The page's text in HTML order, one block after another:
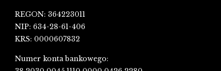
REGON: 364223011
NIP: 634-28-61-406
KRS: 0000607832
Numer konta bankowego: